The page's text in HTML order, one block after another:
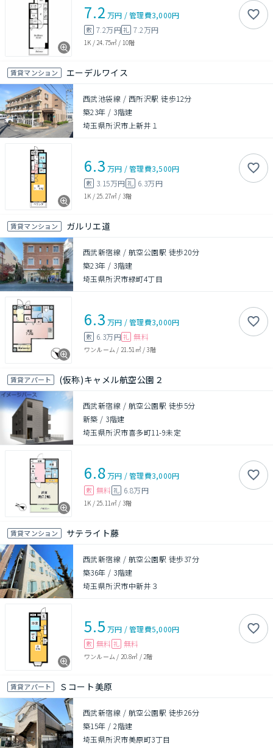
7.2 万円 /管理費3,000円
敷 7.2万円礼 7.2万円
1K / 24.75㎡ / 10階
賃貸マンション エーデルワイス
西武池袋線 / 西所沢駅 徒歩12分
築23年 / 3階建
埼玉県所沢市上新井１
6.3 万円 /管理費3,500円
敷 3.15万円 礼 6.3万円
1K / 25.27㎡ / 3階
賃貸マンション ガルリエ道
西武新宿線 / 航空公園駅 徒歩20分
築23年 / 3階建
埼玉県所沢市緑町4丁目
6.3 万円 /管理費3,000円
敷 6.3万円 礼 無料
ワンルーム / 21.51㎡/3階
賃貸アパート (仮称)キャメル航空公園２
西武新宿線 / 航空公園駅 徒歩5分
新築 / 3階建
埼玉県所沢市喜多町11-9未定
6.8万円 /管理費3,000円
敷 無料 礼 6.8万円
1K / 25.11㎡ / 3階
賃貸マンション サテライト藤
西武新宿線 / 航空公園駅 徒歩37分
築36年 / 3階建
埼玉県所沢市中新井３
5.5 万円 /管理費5,000円
敷 無料 礼 無料
ワンルーム / 20.8㎡ / 2階
賃貸アパート Ｓコート美原
西武新宿線 / 航空公園駅 徒歩26分
築15年 /2階建
埼玉県所沢市美原町3丁目